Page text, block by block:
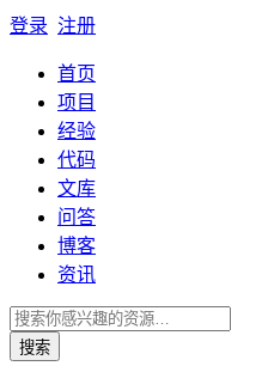
登录 注册
首页
项目
经验
代码
文库
问答
博客
资讯
搜索